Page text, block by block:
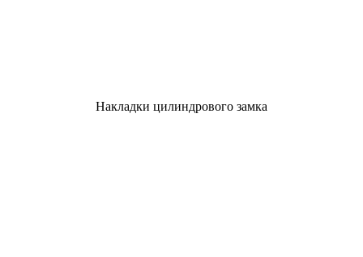
Накладки цилиндрового замка